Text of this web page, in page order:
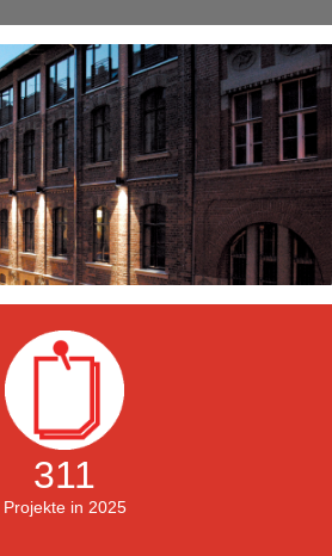
311
Projekte in 2025